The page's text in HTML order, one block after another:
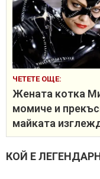
ЧЕТЕТЕ ОЩЕ:
Жената котка
момиче и
майката
КОЙ Е